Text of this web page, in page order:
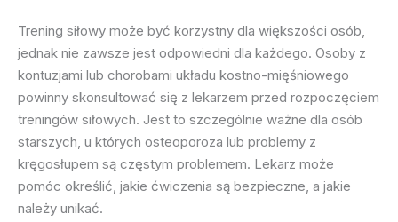
Trening siłowy może być korzystny dla większości osób,
jednak nie zawsze jest odpowiedni dla każdego. Osoby z
kontuzjami lub chorobami układu kostno-mięśniowego
powinny skonsultować się z lekarzem przed rozpoczęciem
treningów siłowych. Jest to szczególnie ważne dla osób
starszych, u których osteoporoza lub problemy z
kręgosłupem są częstym problemem. Lekarz może
pomóc określić, jakie ćwiczenia są bezpieczne, a jakie
należy unikać.